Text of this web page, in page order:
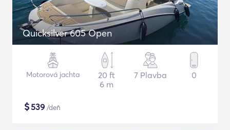
Quicksilver 605 Open
Motorová jachta
20 ft
6 m
7 Plavba 0
$539 /deň